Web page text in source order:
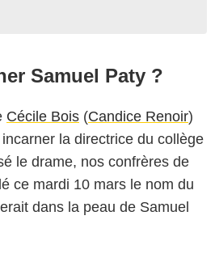
Samuel Paty ?
Cécile Bois (Candice Renoir)
la directrice du collège
le drame, nos confrères de
ce mardi 10 mars le nom du
dans la peau de Samuel